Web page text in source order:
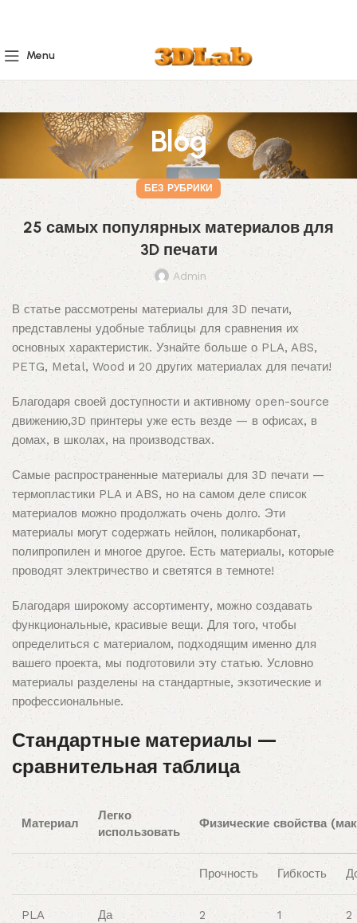
Menu
Blog
БЕЗ РУБРИКИ
25 самых популярных материалов для
3D печати
Admin
В статье рассмотрены материалы для 3D печати,
представлены удобные таблицы для сравнения их
основных характеристик. Узнайте больше о PLA, ABS,
PETG, Metal, Wood и 20 других материалах для печати!
Благодаря своей доступности и активному open-source
движению,3D принтеры уже есть везде — в офисах, в
домах, в школах, на производствах.
Самые распространенные материалы для 3D печати —
термопластики PLA и ABS, но на самом деле список
материалов можно продолжать очень долго. Эти
материалы могут содержать нейлон, поликарбонат,
полипропилен и многое другое. Есть материалы, которые
проводят электричество и светятся в темноте!
Благодаря широкому ассортименту, можно создавать
функциональные, красивые вещи. Для того, чтобы
определиться с материалом, подходящим именно для
вашего проекта, мы подготовили эту статью. Условно
материалы разделены на стандартные, экзотические и
профессиональные.
Стандартные материалы —
сравнительная таблица
Материал
Легко
использовать
Физические свойства
Прочность Гибкость
PLA Да 2 1 2